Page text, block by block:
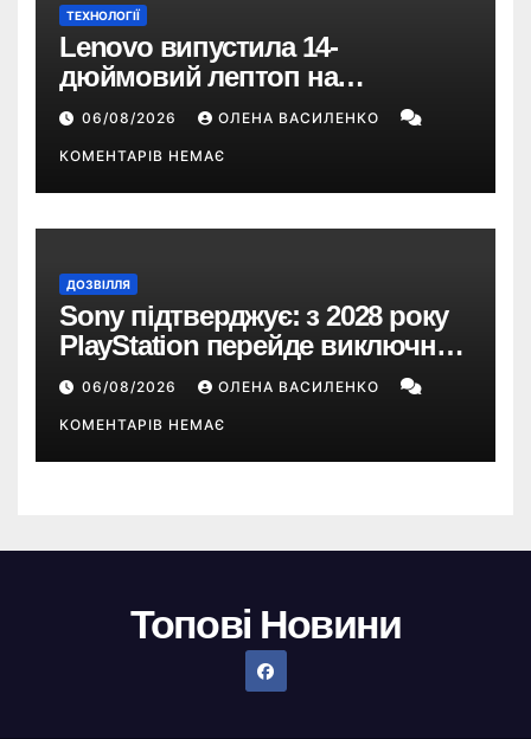
ТЕХНОЛОГІЇ
Lenovo випустила 14-
дюймовий лептоп на
Snapdragon X2 з автономністю
понад 33 години
06/08/2026 ОЛЕНА ВАСИЛЕНКО
КОМЕНТАРІВ НЕМАЄ
ДОЗВІЛЛЯ
Sony підтверджує: з 2028 року
PlayStation перейде виключно
на цифрові ігри
06/08/2026 ОЛЕНА ВАСИЛЕНКО
КОМЕНТАРІВ НЕМАЄ
Топові Новини